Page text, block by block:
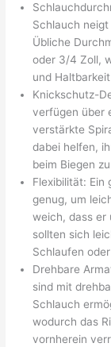
Schlauch
Übliche
oder 3/4 Zoll,
und
Knickschutz-
verfügen über
verstärkte
dabei helfen,
beim Biegen
Flexibilität: Ein
genug, um
weich, dass er
sollten sich
Schlaufen
Drehbare
sind mit
Schlauch
wodurch das
vornherein